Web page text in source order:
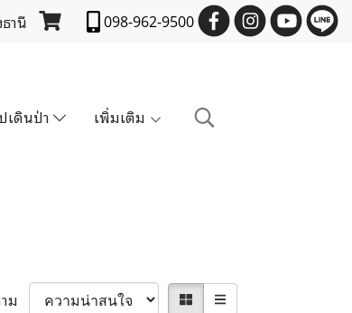
านี 098-962-9500
เดินป่า เพิ่มเติม
ม